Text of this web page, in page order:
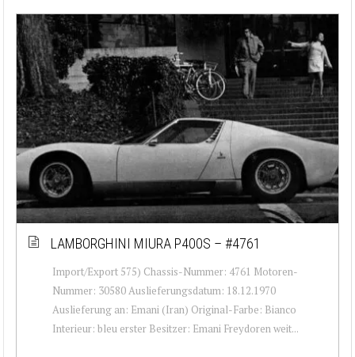
LAMBORGHINI MIURA P400S – #4761
Import/Export 575) Chassis-Nummer: 4761 Motoren-
Nummer: 30580 Auslieferungsdatum: 18.12.1970
Auslieferung an: Emani (Iran) Original-Farbe: Bianco
Interieur: bleu erster Besitzer: Emani Freydoren weit...